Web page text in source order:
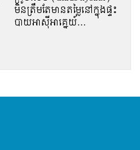
មិនត្រឹមតែមានតម្លៃនៅក្នុងផ្ទះ
បាយអាស៊ីអាគ្នេយ៍…